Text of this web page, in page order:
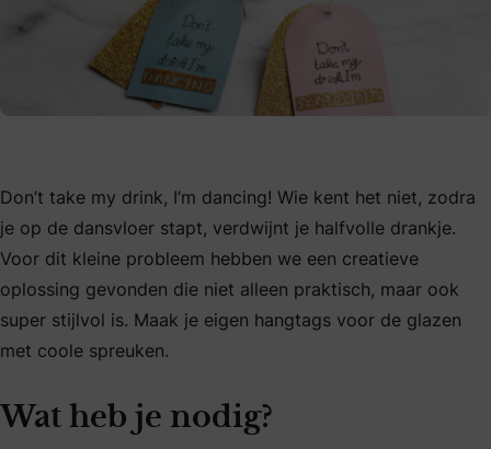
Don’t take my drink, I’m dancing! Wie kent het niet, zodra
je op de dansvloer stapt, verdwijnt je halfvolle drankje.
Voor dit kleine probleem hebben we een creatieve
oplossing gevonden die niet alleen praktisch, maar ook
super stijlvol is. Maak je eigen hangtags voor de glazen
met coole spreuken.
Wat heb je nodig?